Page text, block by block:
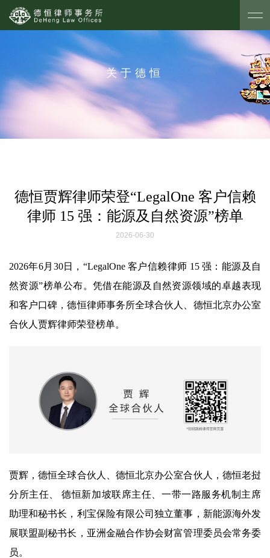
关于德恒
德恒贾辉律师荣登“LegalOne 客户信赖
律师 15 强：能源及自然资源”榜单
2026-06-30
2026年6月30日，“LegalOne 客户信赖律师 15 强：能源及自
然资源”榜单公布。凭借在能源及自然资源领域的卓越表现
和客户口碑，德恒律师事务所全球合伙人、德恒北京办公室
合伙人贾辉律师荣登榜单。
贾辉，德恒全球合伙人、德恒北京办公室合伙人，德恒老挝
分所主任、 德恒新加坡联席主任、一带一路服务机制主席
助理和秘书长，利宝保险有限公司独立董事，新能源海外发
展联盟副秘书长，亚洲金融合作协会财富管理委员会常务委
员。